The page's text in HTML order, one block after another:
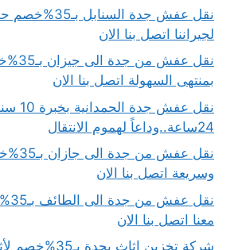
نقل عفش جدة
لجيراننا اتصل بنا الان
نقل
بمنتهى السهولة اتصل بنا الان
نقل عفش
24ساعة..وداعاً لهموم الانتقال
نقل
وسريعة اتصل بنا الان
معنا اتصل بنا الان
شركة تخزين اثاث